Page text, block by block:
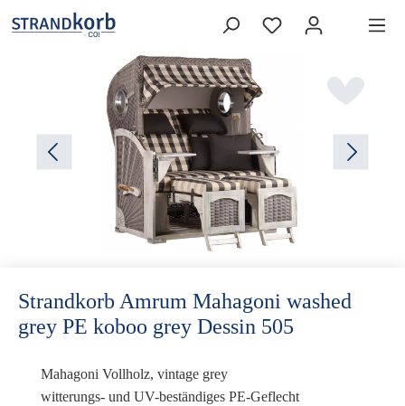
Strandkorb Amrum Mahagoni washed
grey PE koboo grey Dessin 505
Mahagoni Vollholz, vintage grey
witterungs- und UV-beständiges PE-Geflecht